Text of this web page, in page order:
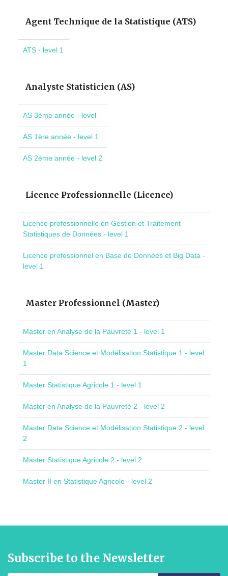
Agent Technique de la Statistique (ATS)
ATS - level 1
Analyste Statisticien (AS)
AS 3ème année - level
AS 1ère année - level 1
AS 2ème année - level 2
Licence Professionnelle (Licence)
Licence professionnelle en Gestion et Traitement
Statistiques de Données - level 1
Licence professionnel en Base de Données et Big Data -
level 1
Master Professionnel (Master)
Master en Analyse de la Pauvreté 1 - level 1
Master Data Science et Modélisation Statistique 1 - level
1
Master Statistique Agricole 1 - level 1
Master en Analyse de la Pauvreté 2 - level 2
Master Data Science et Modélisation Statistique 2 - level
2
Master Statistique Agricole 2 - level 2
Master II en Statistique Agricole - level 2
Subscribe to the Newsletter